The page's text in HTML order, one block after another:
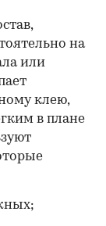
на
или
клею,
в плане